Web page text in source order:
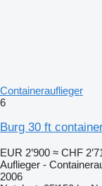
Containerauflieger
6
Burg 30 ft
EUR 2’900 ≈ CHF
Auflieger -
2006